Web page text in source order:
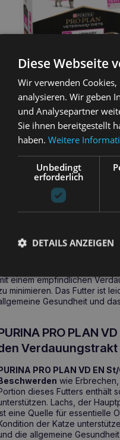
PURINA PRO PLAN VD UR
Urinary 10x85g mit Lachs
12,10€
PURINA PRO PLAN VD EN
einem empfindlichen
minimieren. Das Futter ist
Gesundheit und
PRO PLAN
Verdauungstrakt
PRO PLAN VD EN
wie
dieses Futters enthält
Lachs, der
eine Quelle für essentielle
der Katze
die allgemeine
Diese Webseite
Wir verwenden
analysieren. Wir geben
und Analysepartner
Sie ihnen bereitgestellt
haben. Weitere
Unbedingt
erforderlich
DETAILS ANZEIGEN